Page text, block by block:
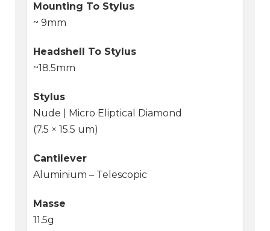
Mounting To Stylus
~ 9mm
Headshell To Stylus
~18.5mm
Stylus
Nude | Micro Eliptical Diamond
(7.5 × 15.5 um)
Cantilever
Aluminium – Telescopic
Masse
11.5g